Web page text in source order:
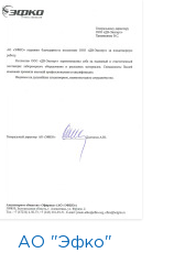
АО "Эфко"